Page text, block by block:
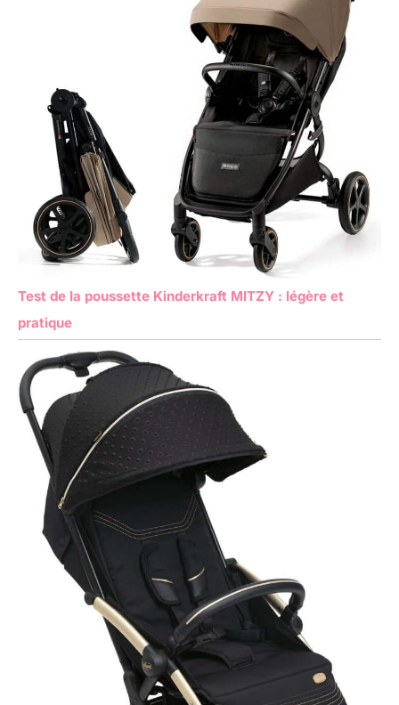
Test de la poussette Kinderkraft MITZY : légère et
pratique